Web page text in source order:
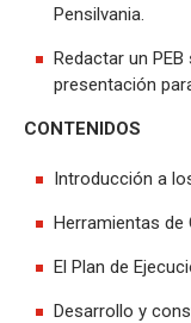
Pensilvania.
Redactar un
presentación
CONTENIDOS
Introducción a
Herramientas de
El Plan de
Desarrollo y